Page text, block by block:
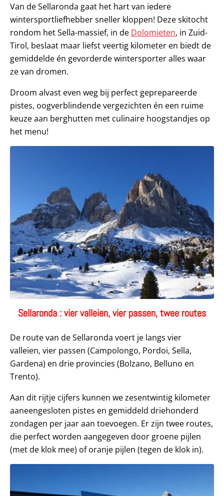
Van de Sellaronda gaat het hart van iedere
wintersportliefhebber sneller kloppen! Deze skitocht
rondom het Sella-massief, in de Dolomieten, in Zuid-
Tirol, beslaat maar liefst veertig kilometer en biedt de
gemiddelde én gevorderde wintersporter alles waar
ze van dromen.
Droom alvast even weg bij perfect geprepareerde
pistes, oogverblindende vergezichten én een ruime
keuze aan berghutten met culinaire hoogstandjes op
het menu!
Sellaronda : vier valleien, vier passen, twee routes
De route van de Sellaronda voert je langs vier
valleien, vier passen (Campolongo, Pordoi, Sella,
Gardena) en drie provincies (Bolzano, Belluno en
Trento).
Aan dit rijtje cijfers kunnen we zesentwintig kilometer
aaneengesloten pistes en gemiddeld driehonderd
zondagen per jaar aan toevoegen. Er zijn twee routes,
die perfect worden aangegeven door groene pijlen
(met de klok mee) of oranje pijlen (tegen de klok in).